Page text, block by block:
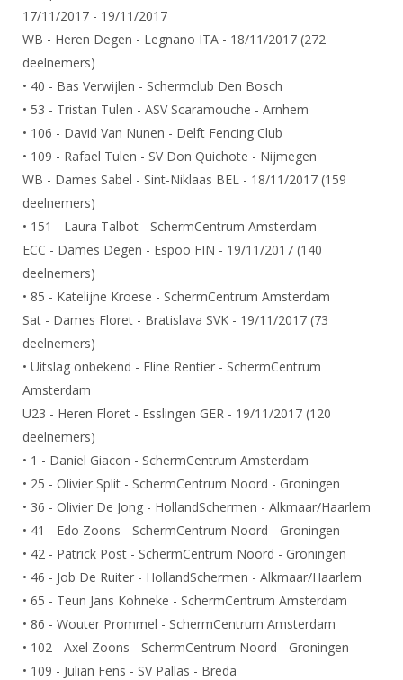
Evenement
Website
Gebruiksvoorwaarden
Handleiding
Historie
Sponsors en Partners
Organisatie
Bestuur
Commissies
Ereleden
Leden van Verdiensten
Vacatures
Bondsbureau
Contact
Medewerkers
Samenwerking
Formulieren
Alle Verenigingen
Verenigingsondersteuning
Witte Vlekkenplan
Oprichting Vereniging
Overschrijven leden
Wedstrijdsport
Ranglijsten
Inschrijven
Reglementen
Materiaal
Schermpaspoort
Rolstoelschermen
Wedstrijdkalender
KNAS Keurmerk
NK's
JPT
Veteranenwedstrijden
Wedstrijdorganisatie
Nieuws
Aanvragen van scheidsrechters
Scheidsrechterslijst
Verwerk wedstrijduitslagen
DBT
FBT
SBT
Talentontwikkeling
Atletencommissie
Internationale Titeltoernooien
Internationale aanmeldingen
Ouders en vereniging
Jeugdkampen
Brassardsysteem
Voor coaches en leraren
Nationale opleidingen
Internationale opleidingen
Opleidingen
Leraar
Voor scheidsrechters
Nieuws
Scheidsrechterslijst
Scheidsrechter Documentatie
Opleidingen
Tuchtzaken
Bibliotheek
ALV
Schermforum
Nieuws
Contact
NK organiseren
17/11/2017 - 19/11/2017
WB - Heren Degen - Legnano ITA - 18/11/2017 (272
deelnemers)
• 40 - Bas Verwijlen - Schermclub Den Bosch
• 53 - Tristan Tulen - ASV Scaramouche - Arnhem
• 106 - David Van Nunen - Delft Fencing Club
• 109 - Rafael Tulen - SV Don Quichote - Nijmegen
WB - Dames Sabel - Sint-Niklaas BEL - 18/11/2017 (159
deelnemers)
• 151 - Laura Talbot - SchermCentrum Amsterdam
ECC - Dames Degen - Espoo FIN - 19/11/2017 (140
deelnemers)
• 85 - Katelijne Kroese - SchermCentrum Amsterdam
Sat - Dames Floret - Bratislava SVK - 19/11/2017 (73
deelnemers)
• Uitslag onbekend - Eline Rentier - SchermCentrum
Amsterdam
U23 - Heren Floret - Esslingen GER - 19/11/2017 (120
deelnemers)
• 1 - Daniel Giacon - SchermCentrum Amsterdam
• 25 - Olivier Split - SchermCentrum Noord - Groningen
• 36 - Olivier De Jong - HollandSchermen - Alkmaar/Haarlem
• 41 - Edo Zoons - SchermCentrum Noord - Groningen
• 42 - Patrick Post - SchermCentrum Noord - Groningen
• 46 - Job De Ruiter - HollandSchermen - Alkmaar/Haarlem
• 65 - Teun Jans Kohneke - SchermCentrum Amsterdam
• 86 - Wouter Prommel - SchermCentrum Amsterdam
• 102 - Axel Zoons - SchermCentrum Noord - Groningen
• 109 - Julian Fens - SV Pallas - Breda